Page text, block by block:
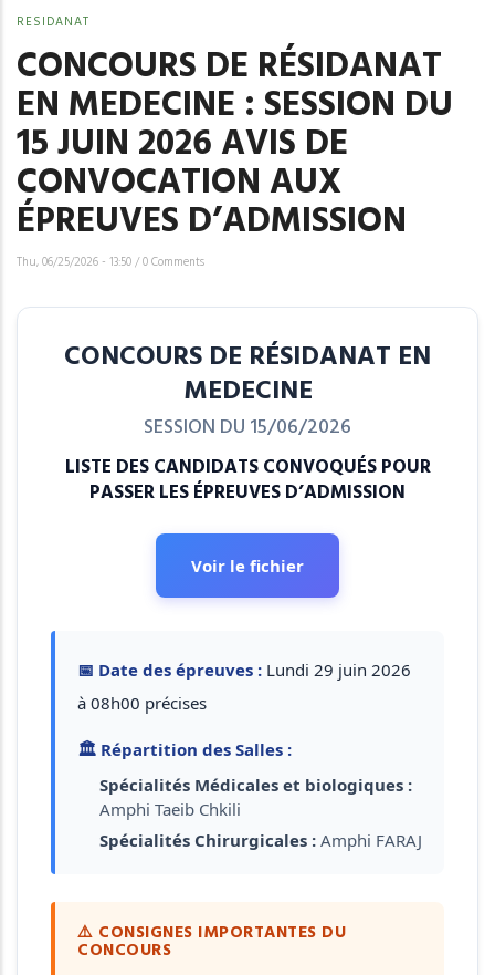
RESIDANAT
CONCOURS DE RÉSIDANAT
EN MEDECINE : SESSION DU
15 JUIN 2026 AVIS DE
CONVOCATION AUX
ÉPREUVES D’ADMISSION
Thu, 06/25/2026 - 13:50/0 Comments
CONCOURS DE RÉSIDANAT EN
MEDECINE
SESSION DU 15/06/2026
LISTE DES CANDIDATS CONVOQUÉS POUR
PASSER LES ÉPREUVES D’ADMISSION
Voir le fichier
📅 Date des épreuves : Lundi 29 juin 2026
à 08h00 précises
🏛️ Répartition des Salles :
Spécialités Médicales et biologiques :
Amphi Taeib Chkili
Spécialités Chirurgicales : Amphi FARAJ
⚠️ CONSIGNES IMPORTANTES DU
CONCOURS